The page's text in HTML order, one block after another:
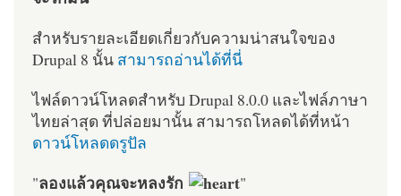
สำหรับรายละเอียดเกี่ยวกับความน่าสนใจของ
Drupal 8 นั้น สามารถอ่านได้ที่นี่
ไฟล์ดาวน์โหลดสำหรับ Drupal 8.0.0 และไฟล์ภาษา
ไทยล่าสุด ที่ปล่อยมานั้น สามารถโหลดได้ที่หน้า
ดาวน์โหลดดรูปัล
"ลองแล้วคุณจะหลงรัก "